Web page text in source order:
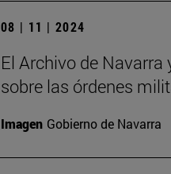
08 | 11 | 2024
El Archivo de
sobre las órdenes
Imagen Gobierno de Navarra